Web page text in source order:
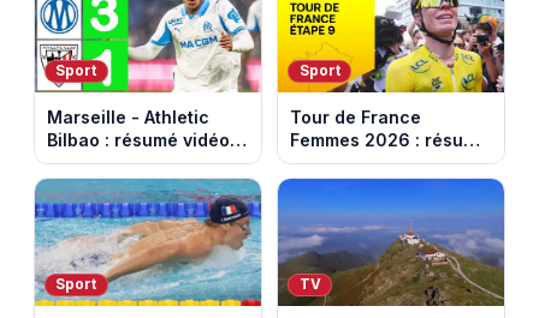
Sport
Marseille - Athletic
Bilbao : résumé vidéo
du match amical au
Stade Vélodrome (9
août 2026)
Sport
Tour de France
Femmes 2026 : résumé
vidéo de la dernière
étape à Nice. Demi
Vollering remporte son
deuxième Tour.
Sport TV